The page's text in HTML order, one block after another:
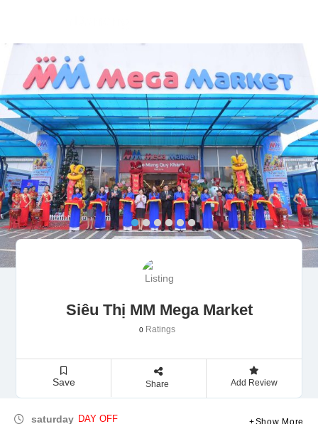
Siêu Thị MM Mega Market
0Ratings
Save Share Add Review
saturday DAY OFF Show More